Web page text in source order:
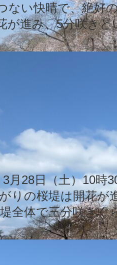
ない快晴で、絶好
が進み、5分咲き
3月28日（土）10時
りの桜堤は開花が
堤全体で三分咲きぐ